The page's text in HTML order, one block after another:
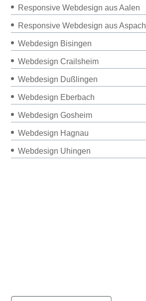
Responsive Webdesign aus Aalen
Responsive Webdesign aus Aspach
Webdesign Bisingen
Webdesign Crailsheim
Webdesign Dußlingen
Webdesign Eberbach
Webdesign Gosheim
Webdesign Hagnau
Webdesign Uhingen